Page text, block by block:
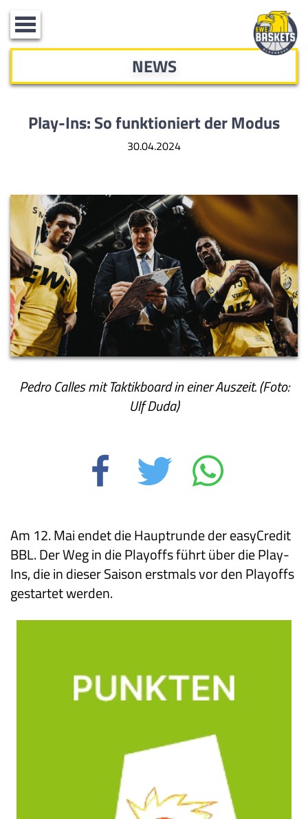
Toggle
navigation
NEWS
Play-Ins: So funktioniert der Modus
30.04.2024
Pedro Calles mit Taktikboard in einer Auszeit. (Foto:
Ulf Duda)
Am 12. Mai endet die Hauptrunde der easyCredit
BBL. Der Weg in die Playoffs führt über die Play-
Ins, die in dieser Saison erstmals vor den Playoffs
gestartet werden.